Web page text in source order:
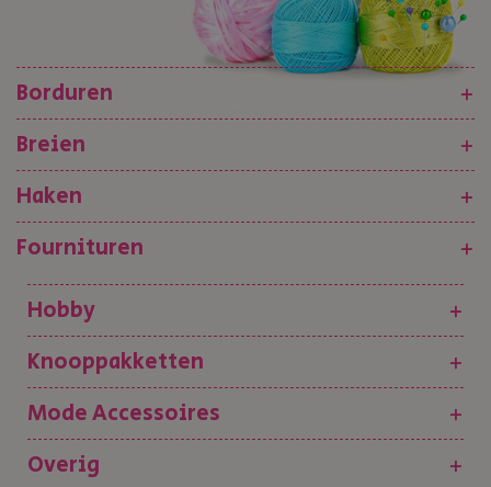
Borduren
+
Breien
+
Haken
+
Fournituren
+
Hobby
+
Knooppakketten
+
Mode Accessoires
+
Overig
+